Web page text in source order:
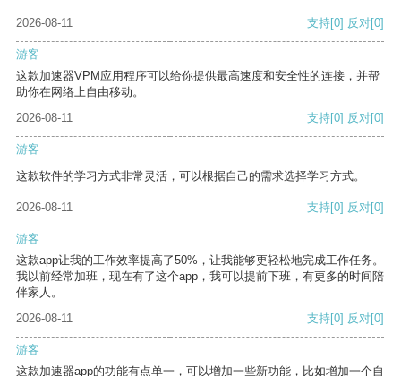
2026-08-11 支持[0] 反对[0]
游客
这款加速器VPM应用程序可以给你提供最高速度和安全性的连接，并帮
助你在网络上自由移动。
2026-08-11
支持[0] 反对[0]
游客
这款软件的学习方式非常灵活，可以根据自己的需求选择学习方式。
2026-08-11 支持[0] 反对[0]
游客
这款app让我的工作效率提高了50%，让我能够更轻松地完成工作任务。
我以前经常加班，现在有了这个app，我可以提前下班，有更多的时间陪
伴家人。
2026-08-11
支持[0] 反对[0]
游客
这款加速器app的功能有点单一，可以增加一些新功能，比如增加一个自